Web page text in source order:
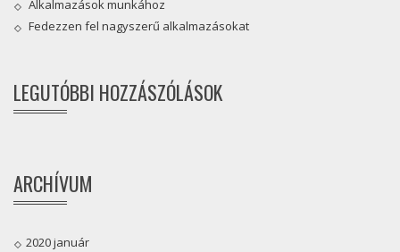
Alkalmazások munkához
Fedezzen fel nagyszerű alkalmazásokat
LEGUTÓBBI HOZZÁSZÓLÁSOK
ARCHÍVUM
2020 január